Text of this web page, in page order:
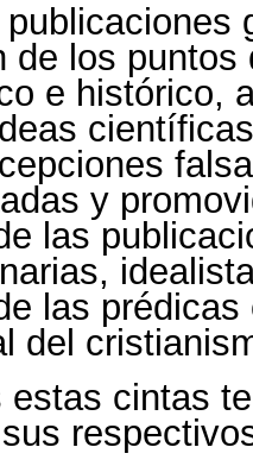
de los
e histórico,
y
las
las
del
estas cintas